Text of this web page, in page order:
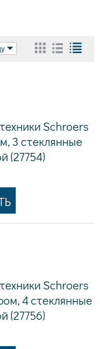
Schroers
3 стеклянные
(27754)
Schroers
4 стеклянные
(27756)